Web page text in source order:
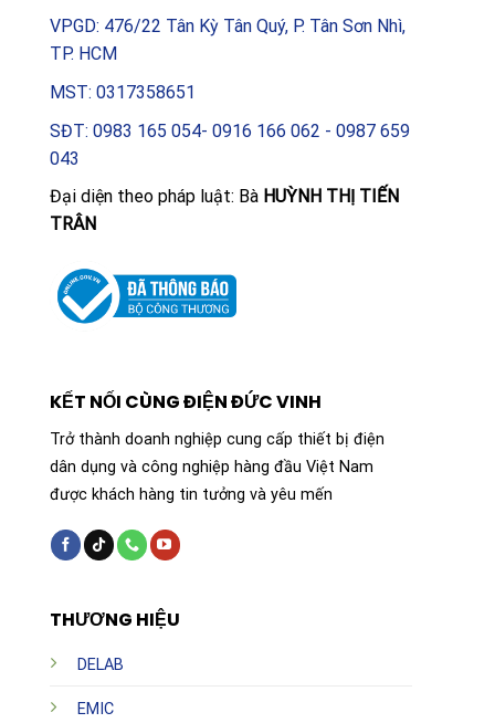
VPGD: 476/22 Tân Kỳ Tân Quý, P. Tân Sơn Nhì,
TP. HCM
MST: 0317358651
SĐT: 0983 165 054- 0916 166 062 - 0987 659
043
Đại diện theo pháp luật: Bà HUỲNH THỊ TIẾN
TRÂN
THƯƠNG HIỆU
DELAB
EMIC
KẾT NỐI CÙNG ĐIỆN ĐỨC VINH
Trở thành doanh nghiệp cung cấp thiết bị điện
dân dụng và công nghiệp hàng đầu Việt Nam
được khách hàng tin tưởng và yêu mến